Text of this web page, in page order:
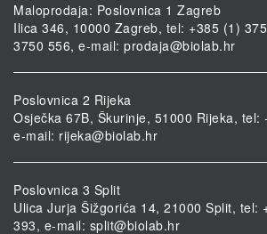
Maloprodaja: Poslovnica 1 Zagreb
Ilica 346, 10000 Zagreb, tel: +385 (1)
3750 556, e-mail: prodaja@biolab.hr
Poslovnica 2 Rijeka
Osječka 67B, Škurinje, 51000 Rijeka, tel:
e-mail: rijeka@biolab.hr
Poslovnica 3 Split
Ulica Jurja Šižgorića 14, 21000 Split, tel:
393, e-mail: split@biolab.hr